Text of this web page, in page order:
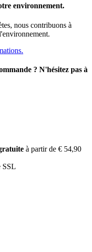
environnement.
nous contribuons à
? N'hésitez pas à
à partir de € 54,90
SSL